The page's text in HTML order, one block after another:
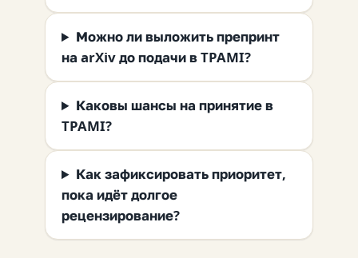
Можно ли выложить препринт
на arXiv до подачи в TPAMI?
Каковы шансы на принятие в
TPAMI?
Как зафиксировать приоритет,
пока идёт долгое
рецензирование?